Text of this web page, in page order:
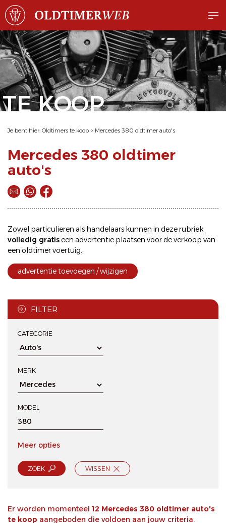
TE KOOP
Je bent hier: Oldtimers te koop > Mercedes 380 oldtimer auto's
Mercedes 380 oldtimer
auto's
Zowel particulieren als handelaars kunnen in deze rubriek
volledig gratis een advertentie plaatsen voor deverkoop van
een oldtimer voertuig.
advertentie toevoegen / wijzigen
FILTER
CATEGORIE
MERK
MODEL
Meer opties
ZOEK WISSEN
Er worden momenteel 12 Mercedes 380 oldtimer auto's
te koop aangeboden die voldoen aan jouw criteria.